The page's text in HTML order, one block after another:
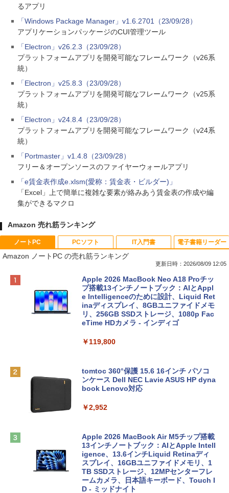
るアプリ
「Windows Package Manager」v1.6.2701（23/09/28）
アプリケーションパッケージのCUI管理ツール
「Electron」v26.2.3（23/09/28）
プラットフォームアプリを開発可能なフレームワーク（v26系
統）
「Electron」v25.8.3（23/09/28）
プラットフォームアプリを開発可能なフレームワーク（v25系
統）
「Electron」v24.8.4（23/09/28）
プラットフォームアプリを開発可能なフレームワーク（v24系
統）
「Portmaster」v1.4.8（23/09/28）
フリー＆オープンソースのファイヤーウォールアプリ
「e賃金表作成e.xlsm(愛称：賃金表・ビルダー)」
「Excel」上で簡単に複雑な要素が絡みあう賃金表の作成や編
集ができるマクロ
Amazon 売れ筋ランキング
ノートPC
Amazon ノートPC の売れ筋ランキング
更新日時：2026/08/09 12:05
Apple 2026 MacBook Neo A18 Proチッ
プ搭載13インチノートブック：AIとAppl
e Intelligenceのために設計、Liquid Ret
inaディスプレイ、8GBユニファイドメモ
リ、256GB SSDストレージ、1080p Fac
eTime HDカメラ - インディゴ
￥119,800
tomtoc 360°保護 15.6 16インチ パソコ
ンケース Dell NEC Lavie ASUS HP dyna
book Lenovo対応
￥2,952
Apple 2026 MacBook Air M5チップ搭載
13インチノートブック：AIとApple Intell
igence、13.6インチLiquid Retinaディ
スプレイ、16GBユニファイドメモリ、1
TB SSDストレージ、12MPセンターフレ
ームカメラ、日本語キーボード、Touch I
D - ミッドナイト
PCソフト IT入門書 電子書籍リーダー